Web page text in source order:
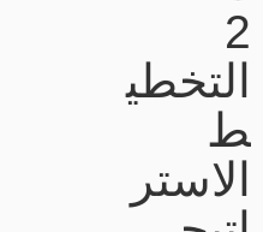
2
التخطي
ط
الاستر